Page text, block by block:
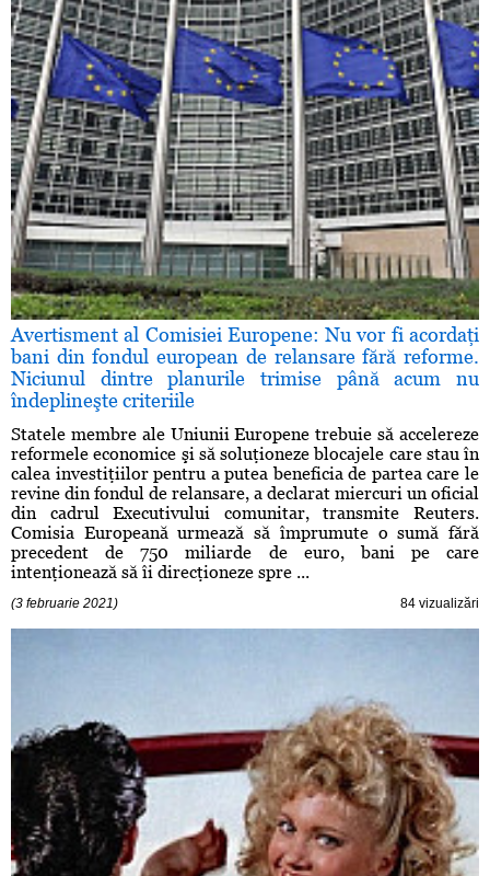
Avertisment al Comisiei Europene: Nu vor fi acordaţi
bani din fondul european de relansare fără reforme.
Niciunul dintre planurile trimise până acum nu
îndeplineşte criteriile
Statele membre ale Uniunii Europene trebuie să accelereze
reformele economice şi să soluţioneze blocajele care stau în
calea investiţiilor pentru a putea beneficia de partea care le
revine din fondul de relansare, a declarat miercuri un oficial
din cadrul Executivului comunitar, transmite Reuters.
Comisia Europeană urmează să împrumute o sumă fără
precedent de 750 miliarde de euro, bani pe care
intenţionează să îi direcţioneze spre ...
(3 februarie 2021) 84 vizualizări